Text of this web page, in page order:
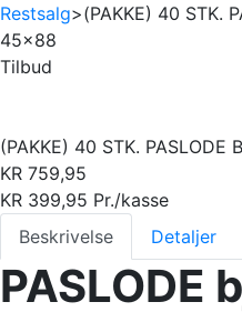
Restsalg>(PAKKE) 40 STK.
45×88
Tilbud
(PAKKE) 40 STK.
KR 759,95
KR 399,95 Pr./kasse
Beskrivelse
Detaljer
PASLODE